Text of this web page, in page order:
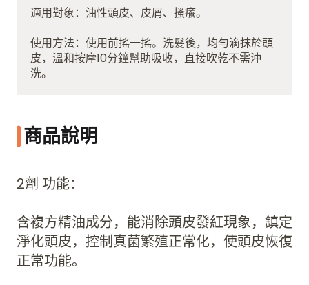
適用對象：油性頭皮、皮屑、搔癢。
使用方法：使用前搖一搖。洗髮後，均勻滴抹於頭
皮，溫和按摩10分鐘幫助吸收，直接吹乾不需沖
洗。
商品說明
2劑 功能：
含複方精油成分，能消除頭皮發紅現象，鎮定
淨化頭皮，控制真菌繁殖正常化，使頭皮恢復
正常功能。